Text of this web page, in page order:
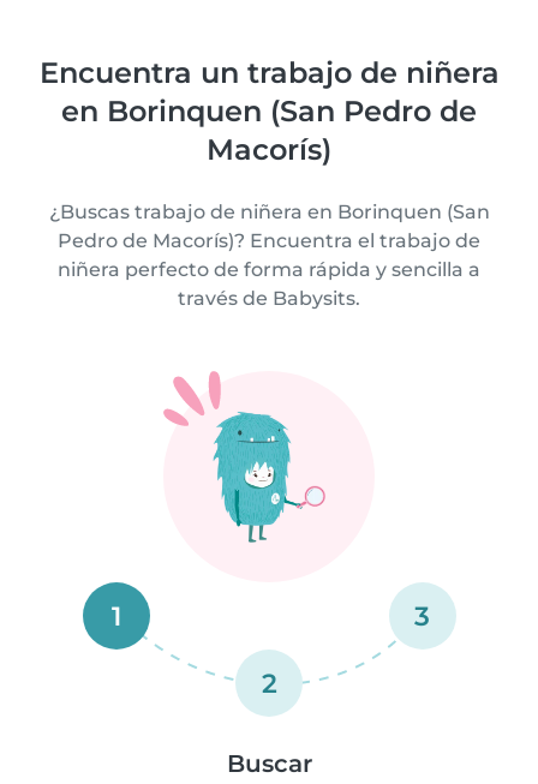
Encuentra un trabajo de niñera
en Borinquen (San Pedro de
Macorís)
¿Buscas trabajo de niñera en Borinquen (San
Pedro de Macorís)? Encuentra el trabajo de
niñera perfecto de forma rápida y sencilla a
través de Babysits.
1
2
3
Buscar